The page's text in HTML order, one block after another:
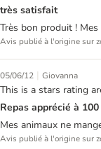
très satisfait
Très bon produit !
Avis publié à l'origine sur
05/06/12 | Giovanna
This is a stars rating
Repas apprécié à
Mes animaux ne
Avis publié à l'origine sur